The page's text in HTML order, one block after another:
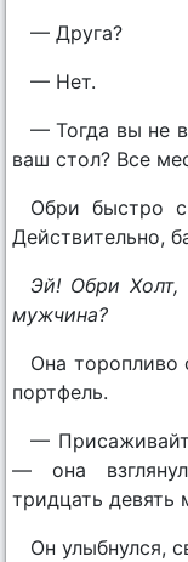
— Друга?
— Нет.
— Тогда вы не
ваш стол? Все
Обри быстро
Действительно,
Эй! Обри Холт,
мужчина?
Она торопливо
портфель.
—
— она
тридцать девять
Он улыбнулся,